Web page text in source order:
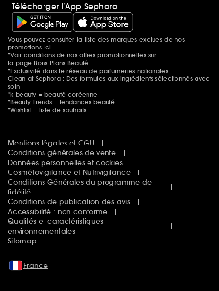
Télécharger l’App Sephora
Mentions additionnelles
Vous pouvez consulter la liste des marques exclues de nos
promotionsici.
*Voir conditions de nos offres promotionnelles sur
la page Bons Plans Beauté.
*Exclusivité dans le réseau de parfumeries nationales.
Clean at Sephora : Des formules aux ingrédients sélectionnés avec
soin
*k-beauty = beauté coréenne
*Beauty Trends = tendances beauté
*Wishlist = liste de souhaits
Mentions légales et CGU
Conditions générales de vente
Données personnelles et cookies
Cosmétovigilance et Nutrivigilance
Conditions Générales du programme de
fidélité
Conditions de publication des avis
Accessibilité : non conforme
Qualités et caractéristiques
environnementales
Sitemap
France